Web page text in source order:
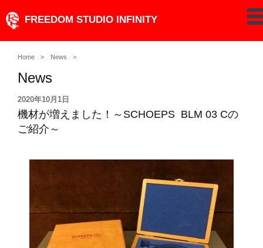
to
FREEDOM STUDIO INFINITY
Home News
News
投
稿
日:
2020年10月1日
機材が増えました！～SCHOEPS BLM 03 Cの
ご紹介～